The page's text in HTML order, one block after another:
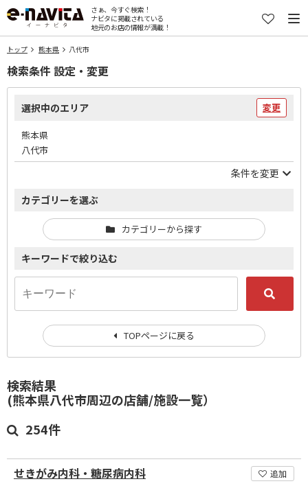
さぁ、今すぐ検索！
ナビタに掲載されている
地元のお店の情報が満載！
トップ 熊本県 八代市
検索結果
(熊本県八代市周辺の店舗/施設一覧）
254件
せきがみ内科・糖尿病内科 追加
検索条件 設定・変更
選択中のエリア 変更
熊本県
八代市
条件を変更
カテゴリーを選ぶ
カテゴリーから探す
キーワードで絞り込む
TOPページに戻る